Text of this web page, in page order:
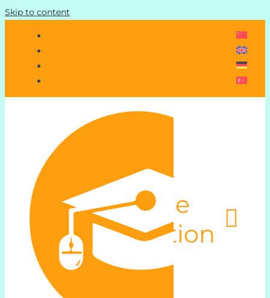
Skip to content
Toggle
Navigation
在线德语课程